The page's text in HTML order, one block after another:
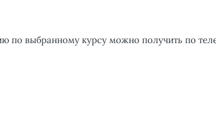
по выбранному курсу можно получить по